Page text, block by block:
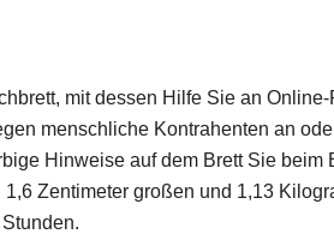
mit dessen Hilfe Sie an
menschliche Kontrahenten an
Hinweise auf dem Brett Sie beim
Zentimeter großen und 1,13